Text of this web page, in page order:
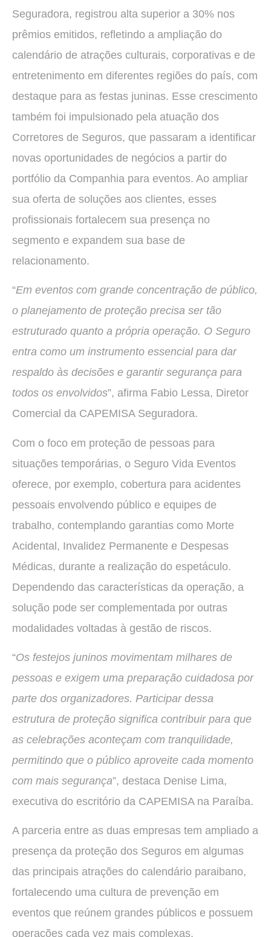
Seguradora, registrou alta superior a 30% nos
prêmios emitidos, refletindo a ampliação do
calendário de atrações culturais, corporativas e de
entretenimento em diferentes regiões do país, com
destaque para as festas juninas. Esse crescimento
também foi impulsionado pela atuação dos
Corretores de Seguros, que passaram a identificar
novas oportunidades de negócios a partir do
portfólio da Companhia para eventos. Ao ampliar
sua oferta de soluções aos clientes, esses
profissionais fortalecem sua presença no
segmento e expandem sua base de
relacionamento.
“Em eventos com grande concentração de público,
o planejamento de proteção precisa ser tão
estruturado quanto a própria operação. O Seguro
entra como um instrumento essencial para dar
respaldo às decisões e garantir segurança para
todos os envolvidos”, afirma Fabio Lessa, Diretor
Comercial da CAPEMISA Seguradora.
Com o foco em proteção de pessoas para
situações temporárias, o Seguro Vida Eventos
oferece, por exemplo, cobertura para acidentes
pessoais envolvendo público e equipes de
trabalho, contemplando garantias como Morte
Acidental, Invalidez Permanente e Despesas
Médicas, durante a realização do espetáculo.
Dependendo das características da operação, a
solução pode ser complementada por outras
modalidades voltadas à gestão de riscos.
“Os festejos juninos movimentam milhares de
pessoas e exigem uma preparação cuidadosa por
parte dos organizadores. Participar dessa
estrutura de proteção significa contribuir para que
as celebrações aconteçam com tranquilidade,
permitindo que o público aproveite cada momento
com mais segurança”, destaca Denise Lima,
executiva do escritório da CAPEMISA na Paraíba.
A parceria entre as duas empresas tem ampliado a
presença da proteção dos Seguros em algumas
das principais atrações do calendário paraibano,
fortalecendo uma cultura de prevenção em
eventos que reúnem grandes públicos e possuem
operações cada vez mais complexas.